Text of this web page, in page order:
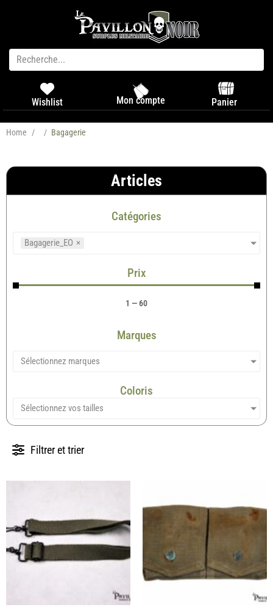
Wishlist Mon compte Panier
Home / / Bagagerie
Articles
Catégories
Bagagerie_EO ×
Prix
1 —60
Marques
Sélectionnez marques
Coloris
Sélectionnez vos tailles
Filtrer et trier